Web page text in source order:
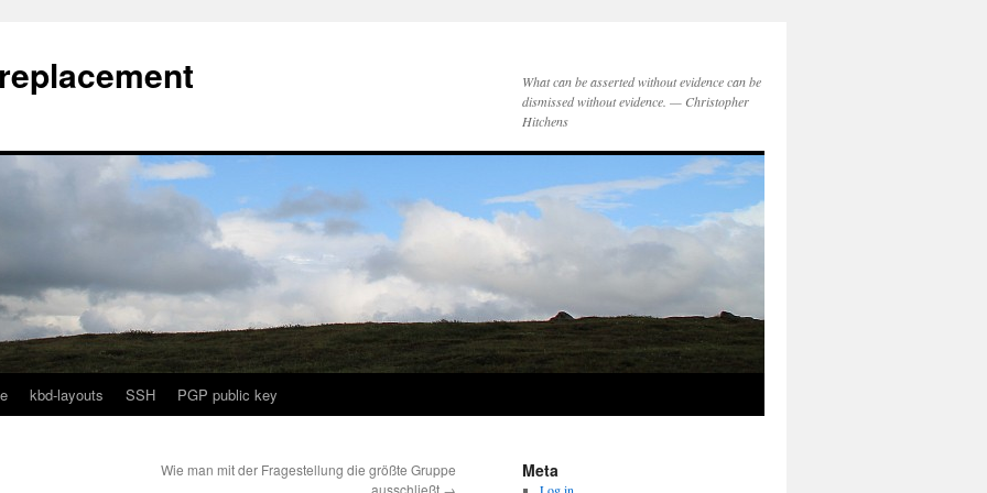
What can be asserted without evidence can be
dismissed without evidence. — Christopher
Hitchens
kbd-layouts SSH PGP public key
Wie man mit der Fragestellung die größte Gruppe
ausschließt →
Meta